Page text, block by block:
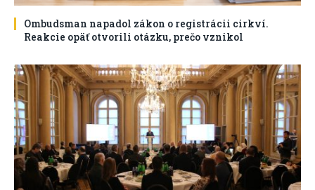
Ombudsman napadol zákon o registrácii cirkví.
Reakcie opäť otvorili otázku, prečo vznikol